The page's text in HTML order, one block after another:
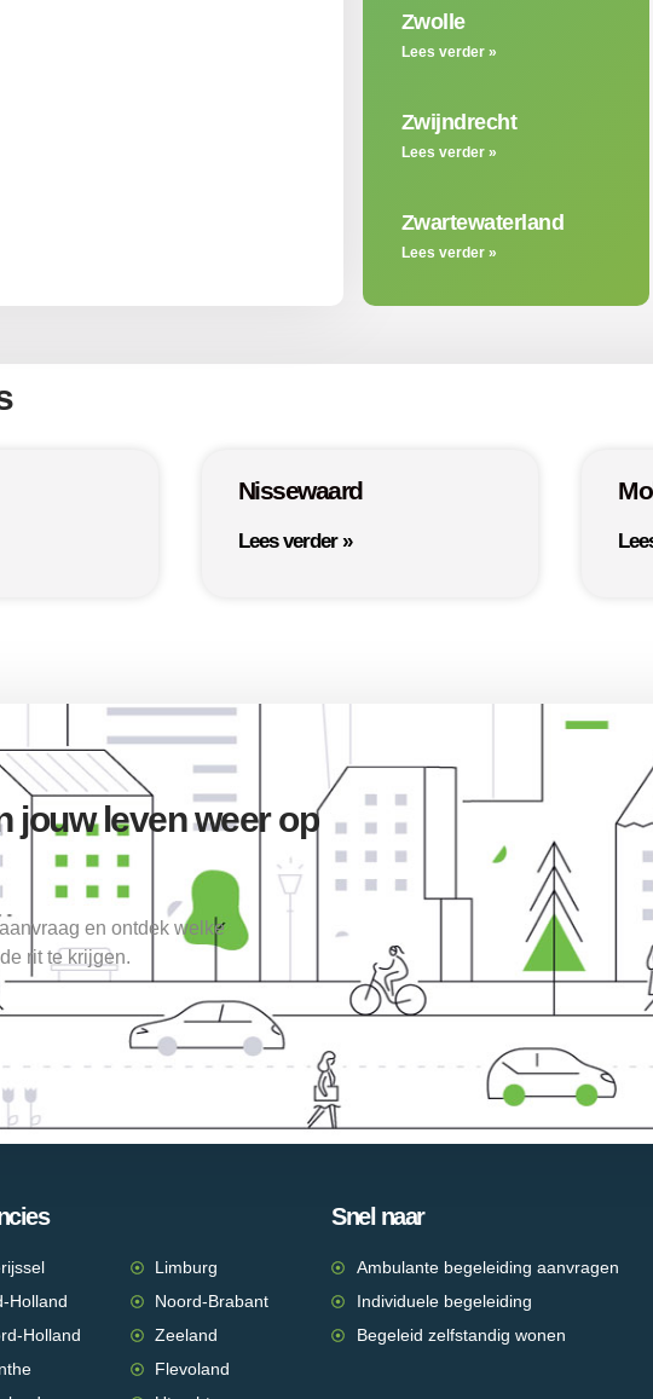
Zwolle
Lees verder »
Zwijndrecht
Lees verder »
Zwartewaterland
Lees verder »
Nissewaard
Lees verder »
jouw leven weer op
en ontdek welke
rit te krijgen.
Holland
Holland
Limburg
Noord-Brabant
Zeeland
Flevoland
Snel naar
Ambulante begeleiding aanvragen
Individuele begeleiding
Begeleid zelfstandig wonen